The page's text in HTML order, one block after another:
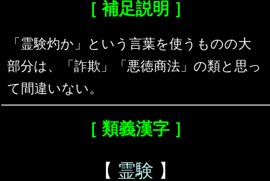
［ 補足説明 ］
「霊験灼か」という言葉を使うものの大
部分は、「詐欺」「悪徳商法」の類と思っ
て間違いない。
［ 類義漢字 ］
【 霊験 】